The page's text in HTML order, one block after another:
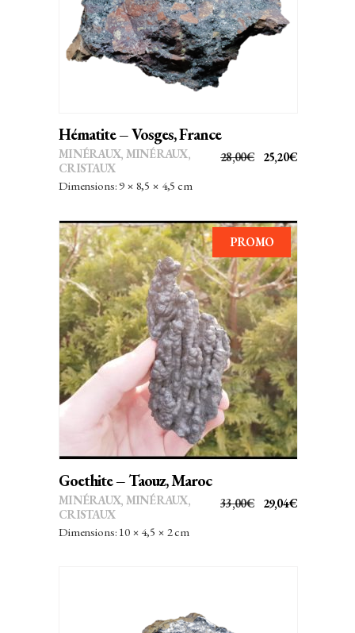
Hématite – Vosges, France
28,00€
LE
ÉTAIT :
28,00€.
25,20€LE
EST :
25,20€.
MINÉRAUX, MINÉRAUX,
CRISTAUX
Dimensions: 9 × 8,5 × 4,5 cm
PROMO
AJOUTER AU PANIER
Goethite – Taouz, Maroc
33,00€
LE
29,04€LE
MINÉRAUX, MINÉRAUX,
CRISTAUX
Dimensions: 10 × 4,5 × 2 cm